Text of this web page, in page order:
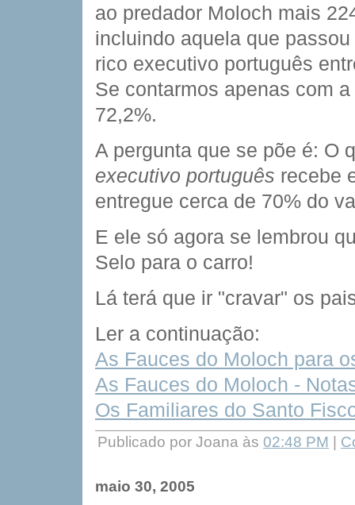
ao predador Moloch mais
incluindo aquela que
rico executivo português
Se contarmos apenas com
72,2%.
A pergunta que se põe é: O
executivo português recebe
entregue cerca de 70% do
E ele só agora se lembrou
Selo para o carro!
Lá terá que ir "cravar" os
Ler a continuação:
As Fauces do Moloch para
As Fauces do Moloch -
Os Familiares do Santo
Publicado por Joana às 02:48 PM
maio 30, 2005